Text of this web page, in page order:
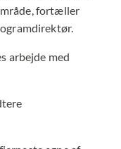
fortæller
arbejde med